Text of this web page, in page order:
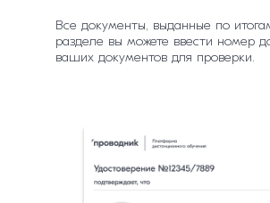
Все документы, выданные по
разделе вы можете ввести номер
ваших документов для проверки.